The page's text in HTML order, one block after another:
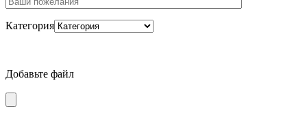
Категория
Добавьте файл